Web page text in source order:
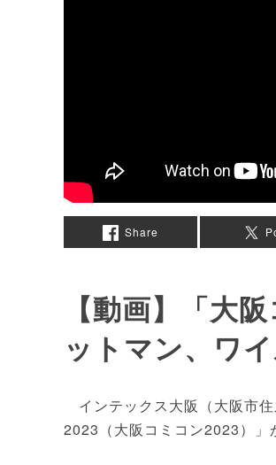
Share
【動画】「大
ットマン、ワ
インテックス大阪（大阪市
2023（大阪コミコン2023）」